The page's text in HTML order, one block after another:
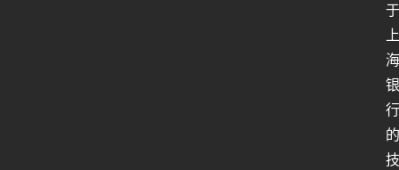
于
上
海
银
行
的
技